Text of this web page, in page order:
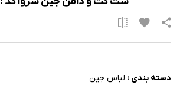
دسته بندی : لباس جین